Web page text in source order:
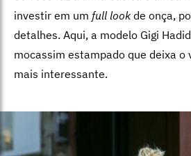
investir em um full lookde onça,
detalhes. Aqui, a modelo Gigi
mocassim estampado que deixa
mais interessante.